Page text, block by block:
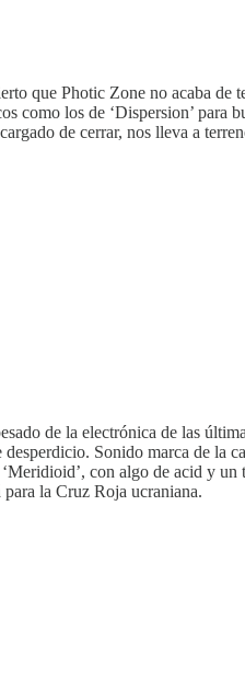
que Photic Zone no acaba
como los de ‘Dispersion’ para
de cerrar, nos lleva a
de la electrónica de las
Sonido marca de la
con algo de acid y
para la Cruz Roja ucraniana.